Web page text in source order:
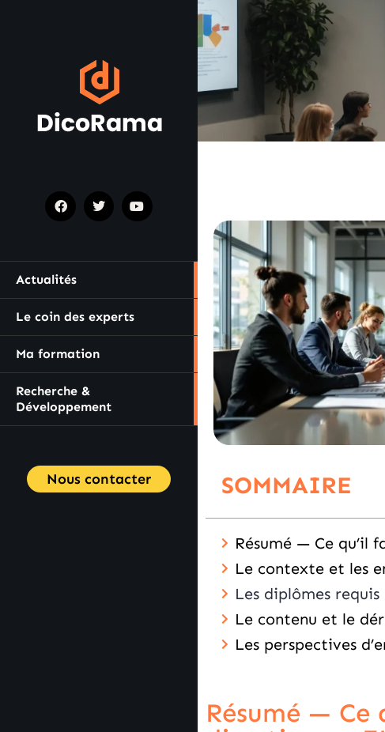
Actualités
Le coin des experts
Ma formation
Recherche &
Développement
Nous contacter SOMMAIRE
Résumé — Ce qu’il
Le contexte et les
Les diplômes
Le contenu et le
Les perspectives
Résumé —